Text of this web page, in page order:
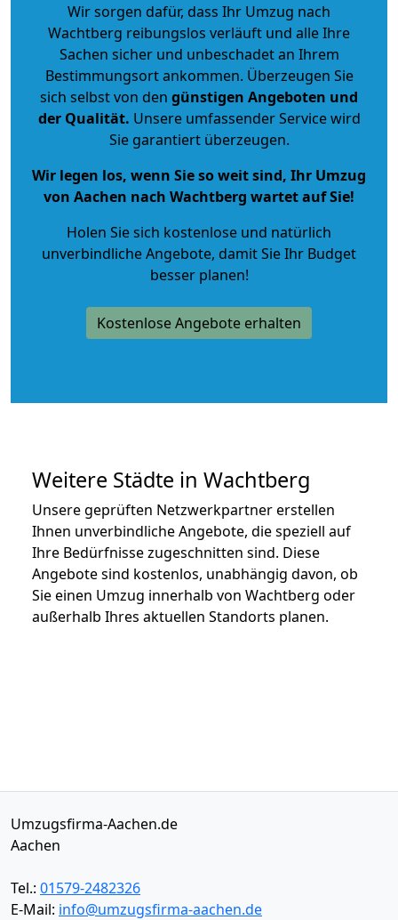
Wir sorgen dafür, dass Ihr Umzug nach
Wachtberg reibungslos verläuft und alle Ihre
Sachen sicher und unbeschadet an Ihrem
Bestimmungsort ankommen. Überzeugen Sie
sich selbst von den günstigen Angeboten und
der Qualität. Unsere umfassender Service wird
Sie garantiert überzeugen.
Wir legen los, wenn Sie so weit sind, Ihr Umzug
von Aachen nach Wachtberg wartet auf Sie!
Holen Sie sich kostenlose und natürlich
unverbindliche Angebote, damit Sie Ihr Budget
besser planen!
Kostenlose Angebote erhalten
Weitere Städte in Wachtberg
Unsere geprüften Netzwerkpartner erstellen
Ihnen unverbindliche Angebote, die speziell auf
Ihre Bedürfnisse zugeschnitten sind. Diese
Angebote sind kostenlos, unabhängig davon, ob
Sie einen Umzug innerhalb von Wachtberg oder
außerhalb Ihres aktuellen Standorts planen.
Umzugsfirma-Aachen.de
Aachen
Tel.: 01579-2482326
E-Mail: info@umzugsfirma-aachen.de